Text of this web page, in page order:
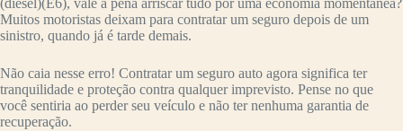
(diesel)(E6), vale a pena arriscar tudo por uma economia momentânea?
Muitos motoristas deixam para contratar um seguro depois de um
sinistro, quando já é tarde demais.
Não caia nesse erro! Contratar um seguro auto agora significa ter
tranquilidade e proteção contra qualquer imprevisto. Pense no que
você sentiria ao perder seu veículo e não ter nenhuma garantia de
recuperação.